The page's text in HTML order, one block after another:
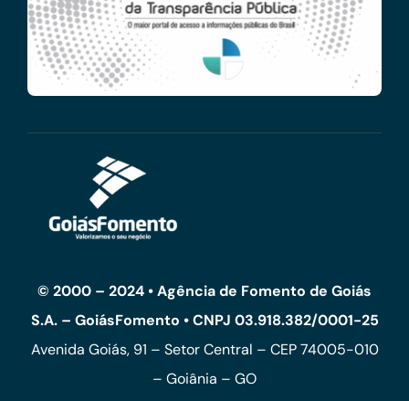
© 2000 – 2024 • Agência de Fomento de Goiás
S.A. – GoiásFomento • CNPJ 03.918.382/0001-25
Avenida Goiás, 91 – Setor Central – CEP 74005-010
– Goiânia – GO